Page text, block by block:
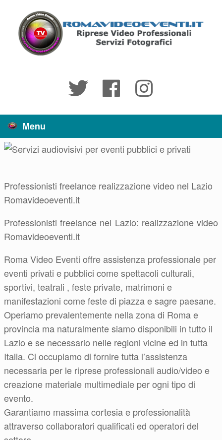
contenuto
Menu
Professionisti freelance realizzazione video nel Lazio
Romavideoeventi.it
Professionisti freelance nel Lazio: realizzazione video
Romavideoeventi.it
Roma Video Eventi offre assistenza professionale per
eventi privati e pubblici come spettacoli culturali,
sportivi, teatrali , feste private, matrimoni e
manifestazioni come feste di piazza e sagre paesane.
Operiamo prevalentemente nella zona di Roma e
provincia ma naturalmente siamo disponibili in tutto il
Lazio e se necessario nelle regioni vicine ed in tutta
Italia. Ci occupiamo di fornire tutta l’assistenza
necessaria per le riprese professionali audio/video e
creazione materiale multimediale per ogni tipo di
evento.
Garantiamo massima cortesia e professionalità
attraverso collaboratori qualificati ed operatori del